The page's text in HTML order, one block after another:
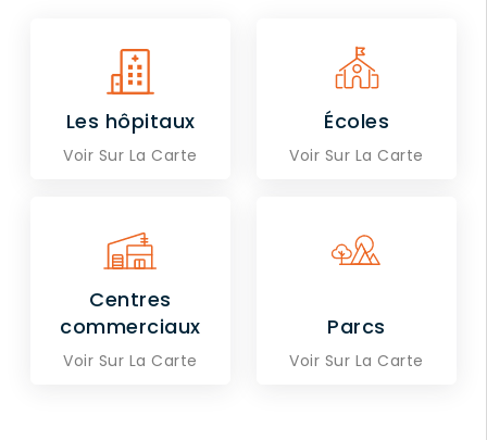
Les hôpitaux
Voir Sur La Carte
Écoles
Voir Sur La Carte
Centres
commerciaux
Voir Sur La Carte
Parcs
Voir Sur La Carte